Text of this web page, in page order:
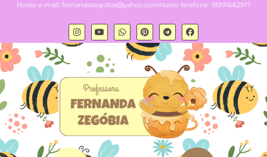
Nosso e-mail: fernandazegobia@yahoo.comNosso telefone: 18991662917